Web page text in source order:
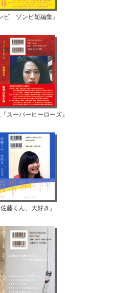
ビ ゾンビ短編集』
スーパーヒーローズ』
藤くん、大好き』